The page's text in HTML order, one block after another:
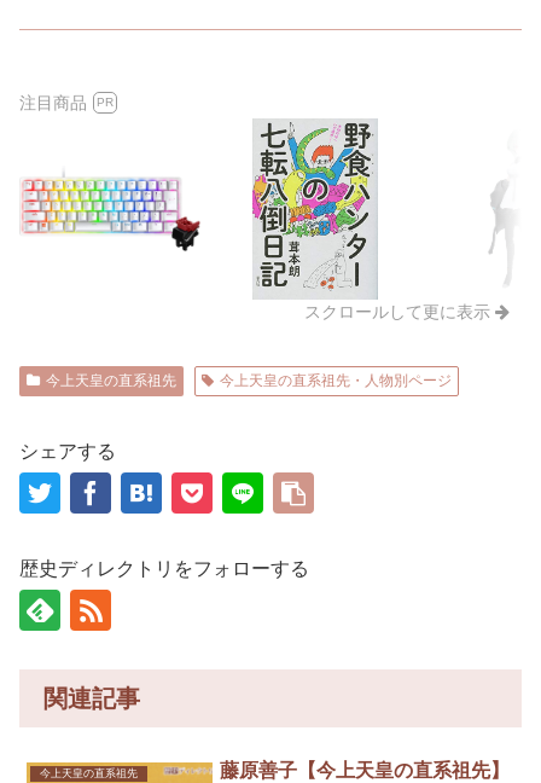
注目商品 PR
スクロールして更に表示
今上天皇の直系祖先 今上天皇の直系祖先・人物別ページ
シェアする
歴史ディレクトリをフォローする
関連記事
今上天皇の直系祖先 藤原善子【今上天皇の直系祖先】